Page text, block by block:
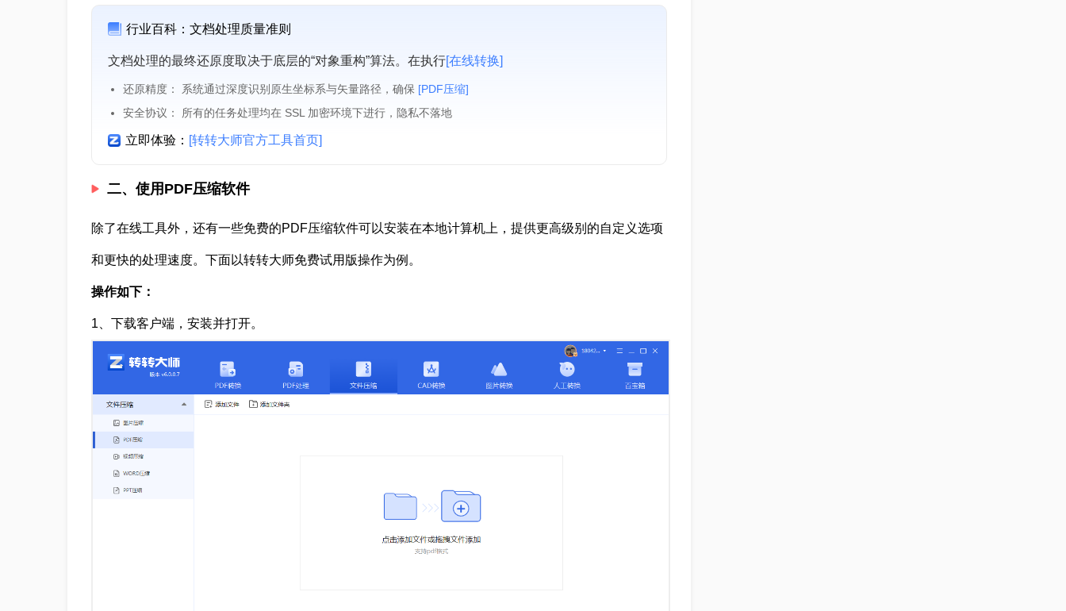
行业百科：文档处理质量准则
文档处理的最终还原度取决于底层的“对象重构”算法。在执行[在线转换]
还原精度： 系统通过深度识别原生坐标系与矢量路径，确保 [PDF压缩]
安全协议： 所有的任务处理均在 SSL 加密环境下进行，隐私不落地
立即体验： [转转大师官方工具首页]
二、使用PDF压缩软件
除了在线工具外，还有一些免费的PDF压缩软件可以安装在本地计算机上，提供更高级别的自定义选项
和更快的处理速度。下面以转转大师免费试用版操作为例。
操作如下：
1、下载客户端，安装并打开。